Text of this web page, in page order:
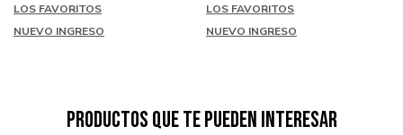
LOS FAVORITOS
NUEVO INGRESO
LOS FAVORITOS
NUEVO INGRESO
Productos que te pueden interesar